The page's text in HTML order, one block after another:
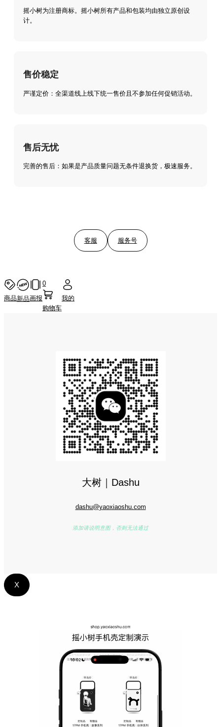
摇小树为注册商标。摇小树所有产品和包装均由独立原创设
计。
售价稳定
严谨定价：全渠道线上线下统一售价且不参加任何促销活动。
售后无忧
完善的售后：如果是产品质量问题无条件退换货，极速服务。
客服 服务号
商品新品画报
0
购物车
我的
大树｜Dashu
dashu@yaoxiaoshu.com
添加请说明意图，否则无法通过
X